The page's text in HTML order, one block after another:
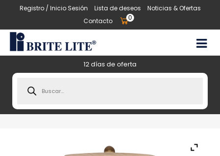
Registro / Inicio Sesión Lista de deseos
Noticias & Ofertas
Contacto
0
12 días de oferta
search